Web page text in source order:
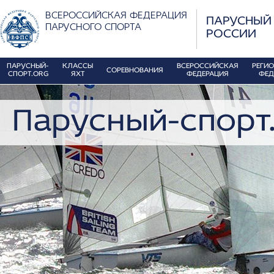
ВСЕРОССИЙСКАЯ ФЕДЕРАЦИЯ
ПАРУСНОГО СПОРТА
ПАРУСНЫЙ
РОССИИ
ПАРУСНЫЙ-
СПОРТ.ORG
КЛАССЫ
ЯХТ
СОРЕВНОВАНИЯ
ВСЕРОССИЙСКАЯ
ФЕДЕРАЦИЯ
Парусный-